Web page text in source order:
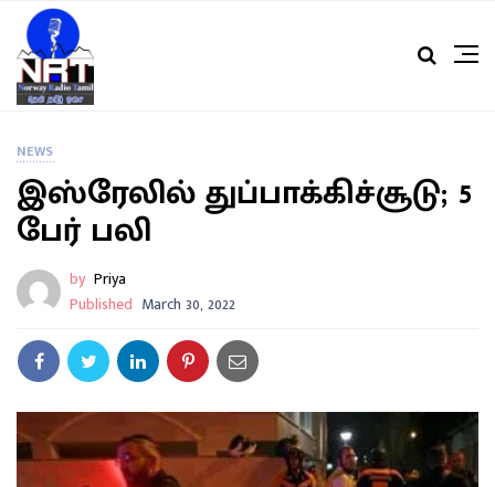
NEWS
இஸ்ரேலில் துப்பாக்கிச்சூடு; 5
பேர் பலி
by Priya
Published March 30, 2022